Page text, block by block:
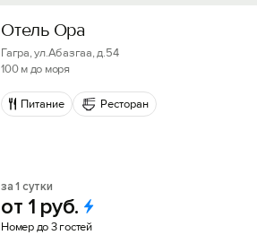
Отель Ора
Гагра, ул.Абазгаа, д.54
100 м до моря
Питание Ресторан
за 1 сутки
от 1 руб.
Номер до 3 гостей